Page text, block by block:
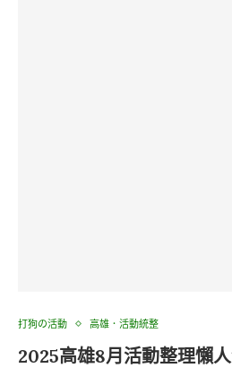
打狗の活動 高雄．活動統整
2025高雄8月活動整理懶